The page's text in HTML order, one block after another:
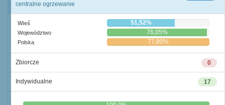
centralne ogrzewanie
Wieś 51,52%
Województwo 76,05%
Polska 77,80%
0
Zbiorcze
17
Indywidualne